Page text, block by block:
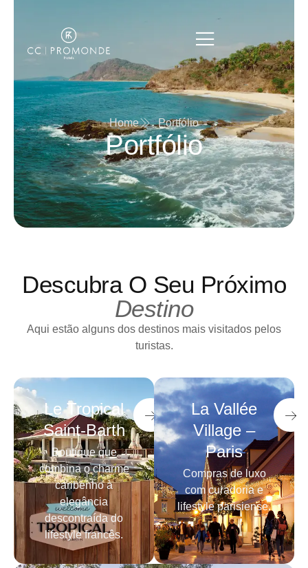
Home Portfólio
Portfólio
Descubra O Seu Próximo
Destino
Aqui estão alguns dos destinos mais visitados pelos
turistas.
Le Tropical
Saint-Barth
Boutique que
combina o charme
caribenho à
elegância
descontraída do
lifestyle francês.
La Vallée
Village –
Paris
Compras de luxo
com curadoria e
lifestyle parisiense.